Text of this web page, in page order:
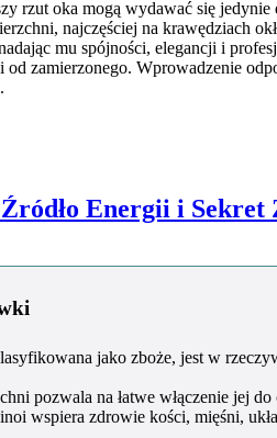
rzut oka mogą wydawać się
najczęściej na krawędziach
mu spójności, elegancji i
od zamierzonego. Wprowadzenie
Energii i Sekret
jako zboże, jest w
pozwala na łatwe włączenie jej
wspiera zdrowie kości, mięśni,